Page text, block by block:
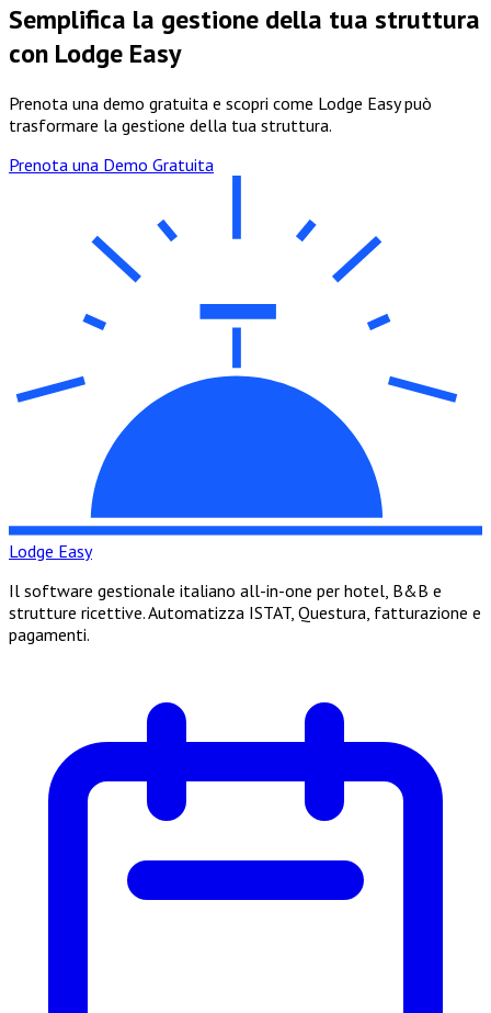
Semplifica la gestione della tua struttura
con Lodge Easy
Prenota una demo gratuita e scopri come Lodge Easy può
trasformare la gestione della tua struttura.
Prenota una Demo Gratuita
Lodge Easy
Il software gestionale italiano all-in-one per hotel, B&B e
strutture ricettive. Automatizza ISTAT, Questura, fatturazione e
pagamenti.